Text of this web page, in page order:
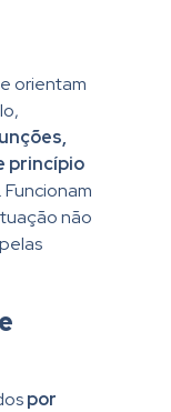
orientam
princípio
. Funcionam
não
por